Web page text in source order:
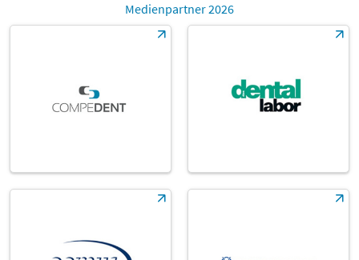
Medienpartner 2026